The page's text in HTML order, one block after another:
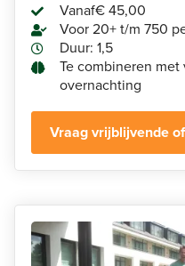
Vanaf€ 45,00
Voor 20+ t/m 750
Duur: 1,5
Te combineren
overnachting
Vraag vrijblijvende